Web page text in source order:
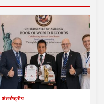
अंतर्राष्ट्रीय